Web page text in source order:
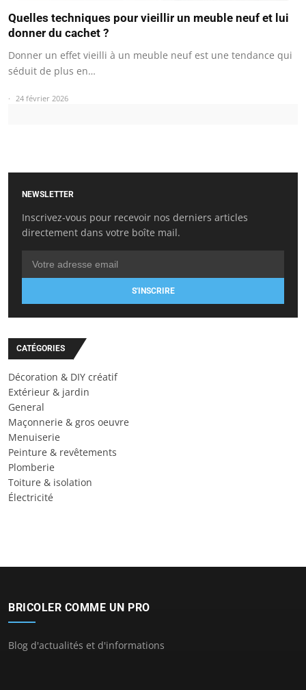
Quelles techniques pour vieillir un meuble neuf et lui
donner du cachet ?
Donner un effet vieilli à un meuble neuf est une tendance qui
séduit de plus en…
24 février 2026
NEWSLETTER
Inscrivez-vous pour recevoir nos derniers articles
directement dans votre boîte mail.
S'INSCRIRE
CATÉGORIES
Décoration & DIY créatif
Extérieur & jardin
General
Maçonnerie & gros oeuvre
Menuiserie
Peinture & revêtements
Plomberie
Toiture & isolation
Électricité
BRICOLER COMME UN PRO
Blog d'actualités et d'informations